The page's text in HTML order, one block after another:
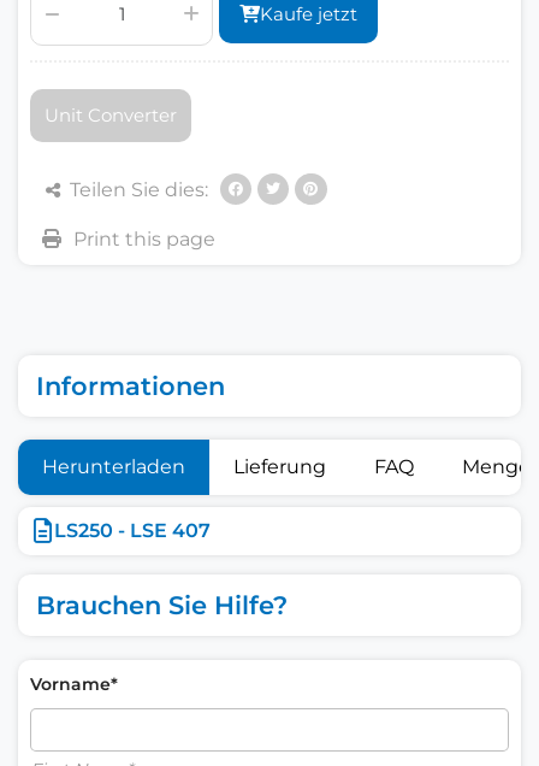
Kaufe jetzt
Unit Converter
Teilen Sie dies:
Informationen
Herunterladen Lieferung FAQ
LS250 - LSE 407
Brauchen Sie Hilfe?
Vorname*